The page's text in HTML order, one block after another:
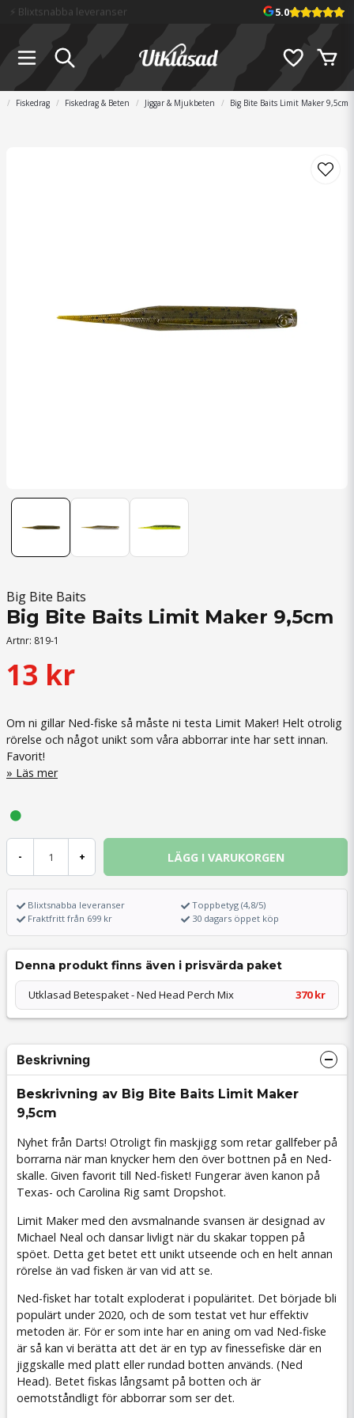
📦 Fraktfritt över 699 kr 5.0
Fiskedrag Fiskedrag & Beten Jiggar & Mjukbeten Big Bite Baits Limit Maker 9,5cm
Big Bite Baits
Big Bite Baits Limit Maker 9,5cm
Artnr: 819-1
13 kr
Om ni gillar Ned-fiske så måste ni testa Limit Maker! Helt otrolig
rörelse och något unikt som våra abborrar inte har sett innan.
Favorit!
Läs mer
- + LÄGG I VARUKORGEN
Blixtsnabba leveranser
Fraktfritt från 699 kr
Toppbetyg (4,8/5)
30 dagars öppet köp
Denna produkt finns även i prisvärda paket
Utklasad Betespaket - Ned Head Perch Mix 370 kr
Beskrivning
Beskrivning av Big Bite Baits Limit Maker
9,5cm
Nyhet från Darts! Otroligt fin maskjigg som retar gallfeber på
borrarna när man knycker hem den över bottnen på en Ned-
skalle. Given favorit till Ned-fisket! Fungerar även kanon på
Texas- och Carolina Rig samt Dropshot.
Limit Maker med den avsmalnande svansen är designad av
Michael Neal och dansar livligt när du skakar toppen på
spöet. Detta get betet ett unikt utseende och en helt annan
rörelse än vad fisken är van vid att se.
Ned-fisket har totalt exploderat i populäritet. Det började bli
populärt under 2020, och de som testat vet hur effektiv
metoden är. För er som inte har en aning om vad Ned-fiske
är så kan vi berätta att det är en typ av finessefiske där en
jiggskalle med platt eller rundad botten används. (Ned
Head). Betet fiskas långsamt på botten och är
oemotståndligt för abborrar som ser det.